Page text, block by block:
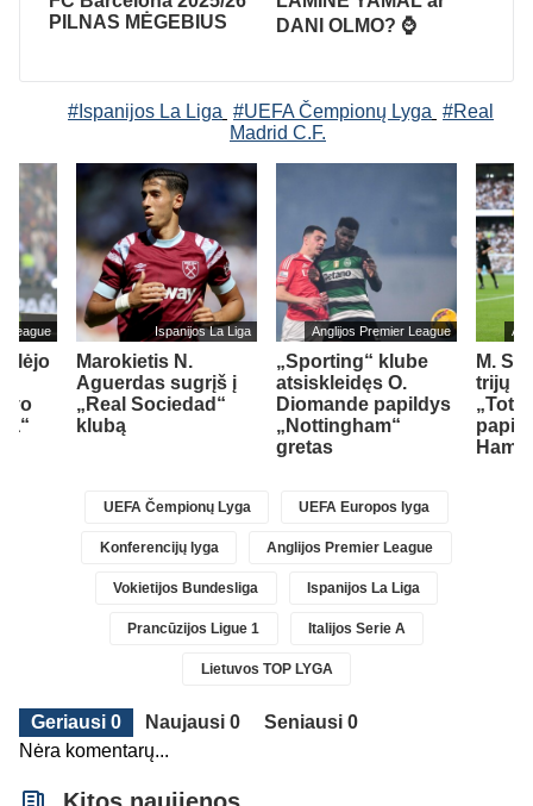
PILNAS MĖGEBIUS
DANI OLMO? ⌚️
#Ispanijos La Liga #UEFA Čempionų Lyga #Real
Madrid C.F.
League Ispanijos La Liga
Marokietis N.
Aguerdas sugrįš į
„Real Sociedad“
klubą
Anglijos Premier League
„Sporting“ klube
atsiskleidęs O.
Diomande papildys
„Nottingham“
gretas
M.
trijų
UEFA Čempionų Lyga UEFA Europos lyga
Konferencijų lyga Anglijos Premier League
Vokietijos Bundesliga Ispanijos La Liga
Prancūzijos Ligue 1 Italijos Serie A
Lietuvos TOP LYGA
Geriausi 0 Naujausi 0
Seniausi 0
Nėra komentarų...
Kitos naujienos